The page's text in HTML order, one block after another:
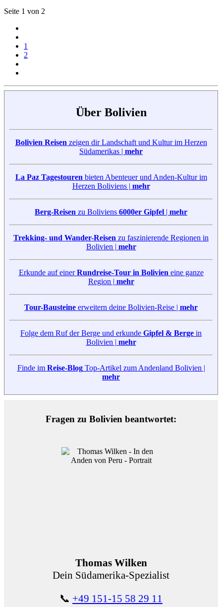
Seite 1 von 2
1
2
Über Bolivien
Bolivien Reisen zeigen dir Landschaft und Kultur im Herzen
Südamerikas | mehr
La Paz Tagestouren bieten Abenteuer und Anden-Kultur im
Herzen Boliviens | mehr
Berg-Reisen zu Boliviens 6000er Gipfel | mehr
Trekking- und Wander-Reisen zu faszinierende Regionen in
Bolivien | mehr
Erkunde auf einerRundreise-Tour in Bolivien eine ganze
Region | mehr
Tour-Bausteine erweitern deine Bolivien-Reise | mehr
Folge dem Ruf der Berge und erkunde Gipfel & Berge in
Bolivien | mehr
Finde im Reise-BlogTop-Artikel zum Andenland Bolivien |
mehr
Fragen zu Bolivien beantwortet:
Thomas Wilken
Dein Südamerika-Spezialist
📞 +49 151-15 58 29 11